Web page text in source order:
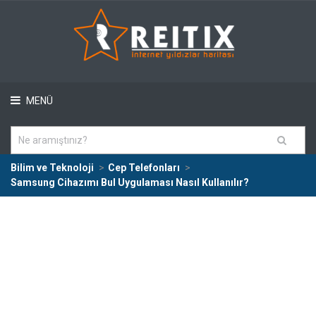
MENÜ
Bilim ve Teknoloji
Cep Telefonları
Samsung Cihazımı Bul Uygulaması Nasıl Kullanılır?